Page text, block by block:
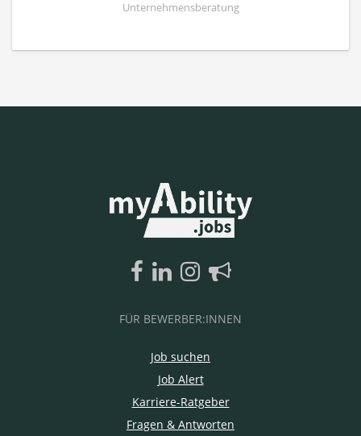
Unternehmensberatung
FÜR BEWERBER:INNEN
Job suchen
Job Alert
Karriere-Ratgeber
Fragen & Antworten